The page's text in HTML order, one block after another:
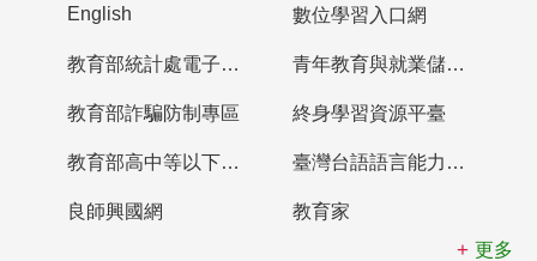
English 數位學習入口網
教育部統計處電子書櫃 青年教育與就業儲蓄帳戶
教育部詐騙防制專區 終身學習資源平臺
教育部高中等以下學校及幼兒園教師資格檢定考試 臺灣台語語言能力認證網站
良師興國網
教育家
更多